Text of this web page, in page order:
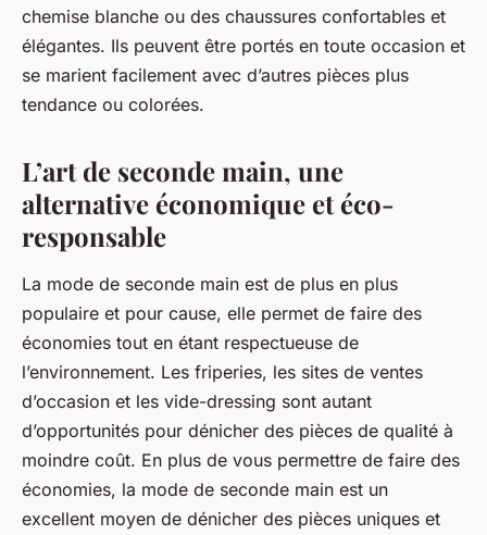
chemise blanche ou des chaussures confortables et
élégantes. Ils peuvent être portés en toute occasion et
se marient facilement avec d’autres pièces plus
tendance ou colorées.
L’art de seconde main, une
alternative économique et éco-
responsable
La mode de seconde main est de plus en plus
populaire et pour cause, elle permet de faire des
économies tout en étant respectueuse de
l’environnement. Les friperies, les sites de ventes
d’occasion et les vide-dressing sont autant
d’opportunités pour dénicher des pièces de qualité à
moindre coût. En plus de vous permettre de faire des
économies, la mode de seconde main est un
excellent moyen de dénicher des pièces uniques et